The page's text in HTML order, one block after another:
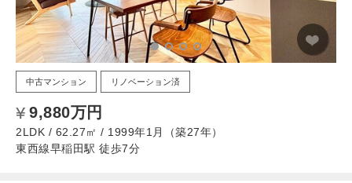
中古マンション リノベーション済
9,880万円
2LDK / 62.27㎡ / 1999年1月（築27年）
東西線早稲田駅 徒歩7分